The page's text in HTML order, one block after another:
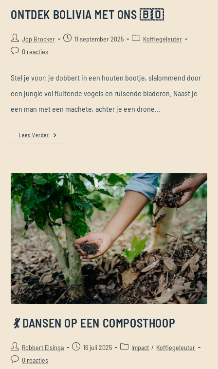
ONTDEK BOLIVIA MET ONS 🇧🇴
Jop Brocker 11 september 2025
Koffiegeleuter
0 reacties
Stel je voor: je dobbert in een houten bootje, slalommend door
een jungle vol fluitende vogels en ruisende bladeren. Naast je
een man met een machete, achter je een drone…
Lees Verder
💃 DANSEN OP EEN COMPOSTHOOP
Robbert Elsinga 16 juli 2025 Impact / Koffiegeleuter
0 reacties